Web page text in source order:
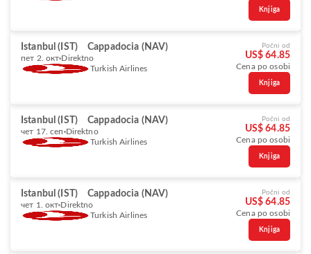
Knjiga
Istanbul (IST) Cappadocia (NAV)
пет 2. окт Direktno
Turkish Airlines
Počni od
US$ 64.85
Cena po osobi
Knjiga
Istanbul (IST) Cappadocia (NAV)
чет 17. сеп Direktno
Turkish Airlines
Počni od
US$ 64.85
Cena po osobi
Knjiga
Istanbul (IST) Cappadocia (NAV)
чет 1. окт Direktno
Turkish Airlines
Počni od
US$ 64.85
Cena po osobi
Knjiga